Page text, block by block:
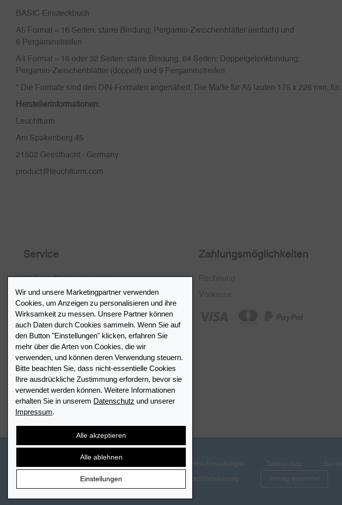
BASIC Einsteckbuch
A5 Format = 16 Seiten, starre Bindung, Pergamin-Zwischenblätter (einfach) und
6 Pergaminstreifen
A4 Format = 16 oder 32 Seiten: starre Bindung, 64 Seiten: Doppelgelenkbindung;
Pergamin-Zwischenblätter (doppelt) und 9 Pergaminstreifen
* Die Formate sind den DIN-Formaten angenähert. Die Maße für A5 lauten 175 x 226 mm, für
Herstellerinformationen:
Leuchtturm
Am Spakenberg 45
21502 Geesthacht - Germany
product@leuchtturm.com
Service
30 Tage Rückgaberecht
Kostenlose Rücksendung in CH
SSL-Verschlüsselung
FAQ
Zahlungsmöglichkeiten
Händlerverzeichnis
Meinen Leuchtturm Händler finden
Wir und unsere Marketingpartner verwenden
Cookies, um Anzeigen zu personalisieren und ihre
Wirksamkeit zu messen. Unsere Partner können
auch Daten durch Cookies sammeln. Wenn Sie auf
den Button "Einstellungen" klicken, erfahren Sie
mehr über die Arten von Cookies, die wir
verwenden, und können deren Verwendung steuern.
Bitte beachten Sie, dass nicht-essentielle Cookies
Ihre ausdrückliche Zustimmung erfordern, bevor sie
verwendet werden können. Weitere Informationen
erhalten Sie in unserem Datenschutz und unserer
Impressum.
Alle akzeptieren
Alle ablehnen
Einstellungen
Cookie-Einstellungen Datenschutz
Widerrufsbelehrung Vertrag widerrufen